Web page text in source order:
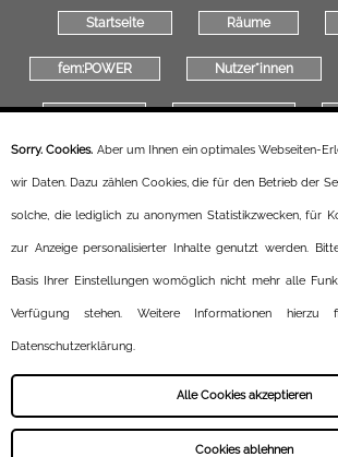
Startseite Räume
fem:POWER Nutzer*innen
Kontakt Newsletter
Sorry. Cookies. Aber um Ihnen ein optimales Webseiten-
wir Daten. Dazu zählen Cookies, die für den Betrieb der
solche, die lediglich zu anonymen Statistikzwecken, für
zur Anzeige personalisierter Inhalte genutzt werden.
Basis Ihrer Einstellungen womöglich nicht mehr alle
Verfügung stehen. Weitere Informationen
Datenschutzerklärung.
Alle Cookies akzeptieren
Cookies ablehnen